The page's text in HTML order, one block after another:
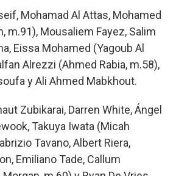
Mohamad Al Attas, Mohamed
m.91), Mousaliem Fayez, Salim
Eissa Mohamed (Yagoub Al
Alrezzi (Ahmed Rabia, m.58),
y Ali Ahmed Mabkhout.
Zubikarai, Darren White, Ángel
Takuya Iwata (Micah
Tavano, Albert Riera,
Emiliano Tade, Callum